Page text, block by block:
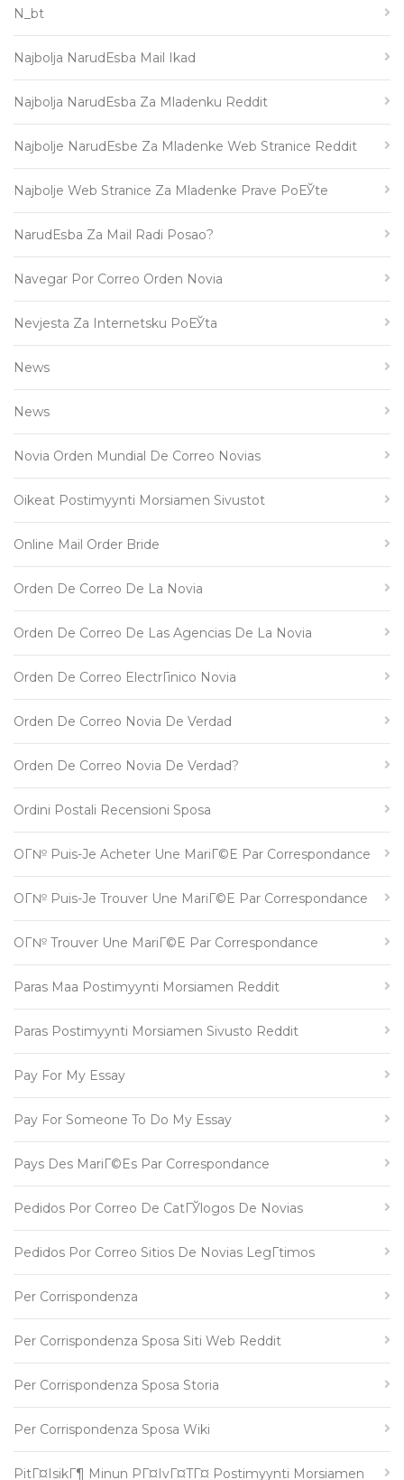
N_bt
Najbolja NarudЕѕba Mail Ikad
Najbolja NarudЕѕba Za Mladenku Reddit
Najbolje NarudЕѕbe Za Mladenke Web Stranice Reddit
Najbolje Web Stranice Za Mladenke Prave PoЕЎte
NarudЕѕba Za Mail Radi Posao?
Navegar Por Correo Orden Novia
Nevjesta Za Internetsku PoЕЎta
News
News
Novia Orden Mundial De Correo Novias
Oikeat Postimyynti Morsiamen Sivustot
Online Mail Order Bride
Orden De Correo De La Novia
Orden De Correo De Las Agencias De La Novia
Orden De Correo ElectrГіnico Novia
Orden De Correo Novia De Verdad
Orden De Correo Novia De Verdad?
Ordini Postali Recensioni Sposa
OГ№ Puis-Je Acheter Une MariГ©e Par Correspondance
OГ№ Puis-Je Trouver Une MariГ©e Par Correspondance
OГ№ Trouver Une MariГ©e Par Correspondance
Paras Maa Postimyynti Morsiamen Reddit
Paras Postimyynti Morsiamen Sivusto Reddit
Pay For My Essay
Pay For Someone To Do My Essay
Pays Des MariГ©es Par Correspondance
Pedidos Por Correo De CatГЎlogos De Novias
Pedidos Por Correo Sitios De Novias LegГ­timos
Per Corrispondenza
Per Corrispondenza Sposa Siti Web Reddit
Per Corrispondenza Sposa Storia
Per Corrispondenza Sposa Wiki
PitГ¤isikГ¶ Minun PГ¤ivГ¤tГ¤ Postimyynti Morsiamen